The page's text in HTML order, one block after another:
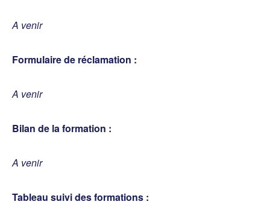
A venir
Formulaire de réclamation :
A venir
Bilan de la formation :
A venir
Tableau suivi des formations :